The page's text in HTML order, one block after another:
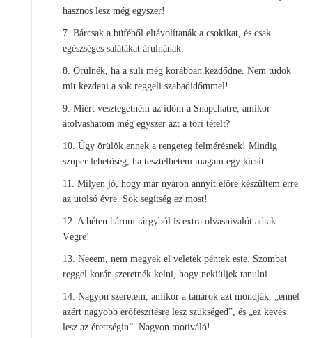
hasznos lesz még egyszer!
7. Bárcsak a büféből eltávolítanák a csokikat, és csak
egészséges salátákat árulnának.
8. Örülnék, ha a suli még korábban kezdődne. Nem tudok
mit kezdeni a sok reggeli szabadidőmmel!
9. Miért vesztegetném az időm a Snapchatre, amikor
átolvashatom még egyszer azt a töri tételt?
10. Úgy örülök ennek a rengeteg felmérésnek! Mindig
szuper lehetőség, ha tesztelhetem magam egy kicsit.
11. Milyen jó, hogy már nyáron annyit előre készültem erre
az utolsó évre. Sok segítség ez most!
12. A héten három tárgyból is extra olvasnivalót adtak.
Végre!
13. Neeem, nem megyek el veletek péntek este. Szombat
reggel korán szeretnék kelni, hogy nekiüljek tanulni.
14. Nagyon szeretem, amikor a tanárok azt mondják, „ennél
azért nagyobb erőfeszítésre lesz szükséged”, és „ez kevés
lesz az érettségin”. Nagyon motiváló!